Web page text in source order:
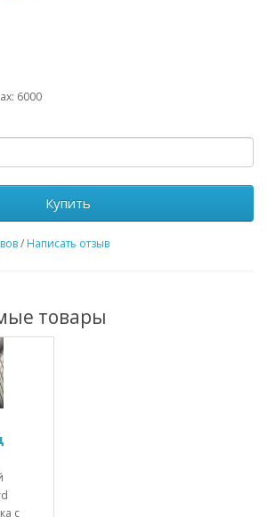
6000
Купить
/ Написать отзыв
товары
с